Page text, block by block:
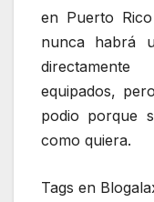
en Puerto
nunca habrá
equipados,
podio porque
como quiera.
Tags en